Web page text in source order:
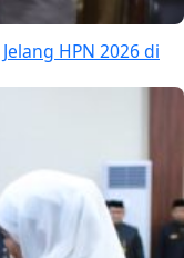
HPN 2026 di